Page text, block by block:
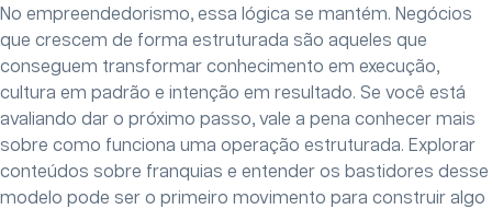
No empreendedorismo, essa lógica se mantém. Negócios
que crescem de forma estruturada são aqueles que
conseguem transformar conhecimento em execução,
cultura em padrão e intenção em resultado. Se você está
avaliando dar o próximo passo, vale a pena conhecer mais
sobre como funciona uma operação estruturada. Explorar
conteúdos sobre franquias e entender os bastidores desse
modelo pode ser o primeiro movimento para construir algo